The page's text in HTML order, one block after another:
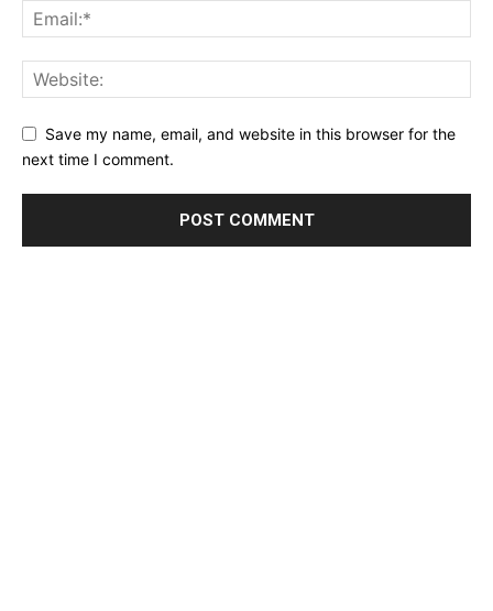
Save my name, email, and website in this browser for the
next time I comment.